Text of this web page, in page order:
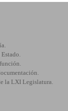
la LXI Legislatura.